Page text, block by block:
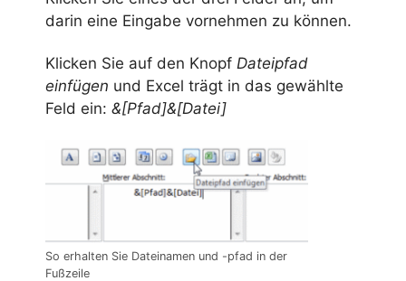
darin eine Eingabe vornehmen zu können.
Klicken Sie auf den Knopf Dateipfad
einfügen und Excel trägt in das gewählte
Feld ein: &[Pfad]&[Datei]
So erhalten Sie Dateinamen und -pfad in der
Fußzeile